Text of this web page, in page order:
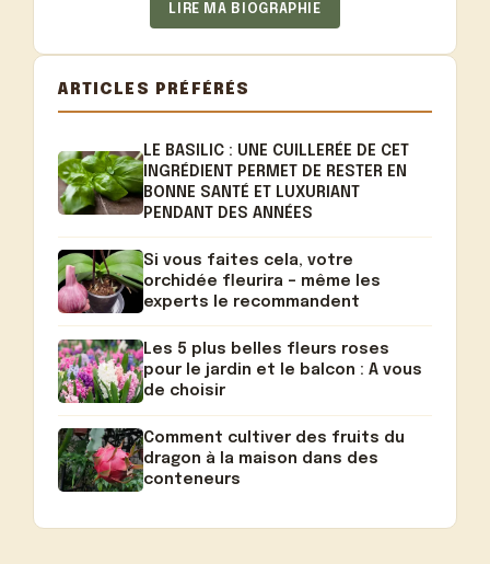
LIRE MA BIOGRAPHIE
ARTICLES PRÉFÉRÉS
LE BASILIC : UNE CUILLERÉE DE CET
INGRÉDIENT PERMET DE RESTER EN
BONNE SANTÉ ET LUXURIANT
PENDANT DES ANNÉES
Si vous faites cela, votre
orchidée fleurira – même les
experts le recommandent
Les 5 plus belles fleurs roses
pour le jardin et le balcon : A vous
de choisir
Comment cultiver des fruits du
dragon à la maison dans des
conteneurs